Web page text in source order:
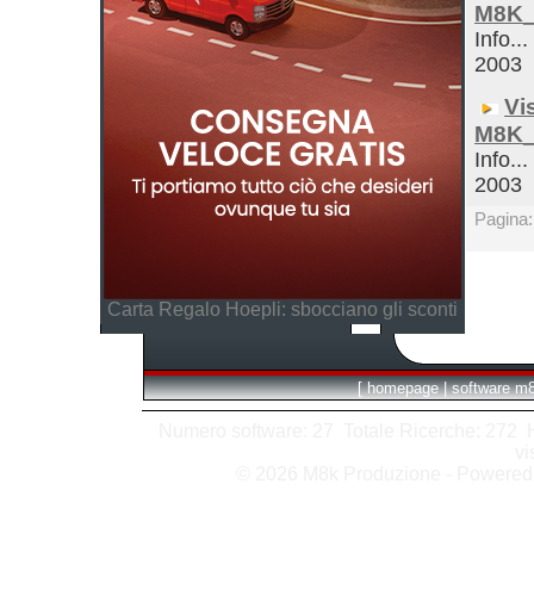
Carta Regalo Hoepli: sbocciano gli sconti
Info...
2003
Info...
2003
[ homepage | software